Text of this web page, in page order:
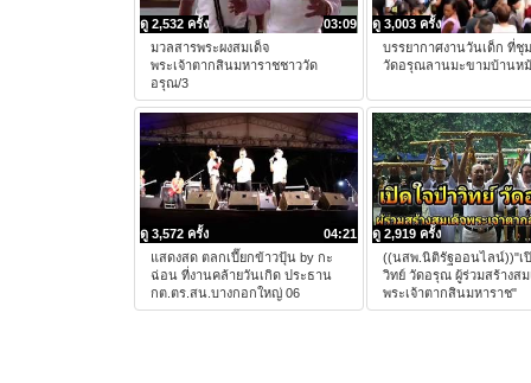
03:09
ดู 2,532 ครั้ง
มวลสารพระผงสมเด็จ
พระเจ้าตากสินมหาราชชาววัด
อรุณ/3
ดู 3,003 ครั้ง
บรรยากาศงานวันเด็ก ที่ชุ
วัดอรุณลานมะขามบ้านห
04:21
ดู 3,572 ครั้ง
แสดงสด ตลกเปี๊ยกข้าวปุ้น by กะ
ฉ่อน ที่งานคล้ายวันเกิด ประธาน
กต.ตร.สน.บางกอกใหญ่ 06
ดู 2,919 ครั้ง
((นสพ.นิติรัฐออนไลน์))"เ
วิทย์ วัดอรุณ ผู้ร่วมสร้างสม
พระเจ้าตากสินมหาราช"